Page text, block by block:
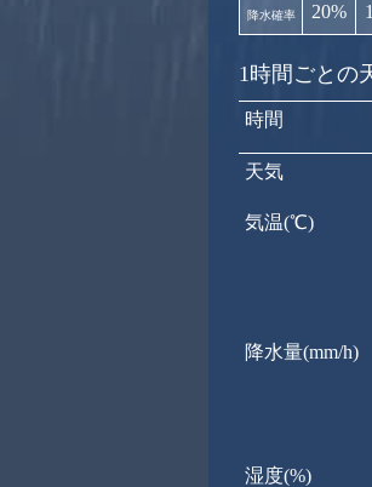
降水確率 20%
1時間ごとの
時間
天気
気温(℃)
降水量(mm/h)
湿度(%)